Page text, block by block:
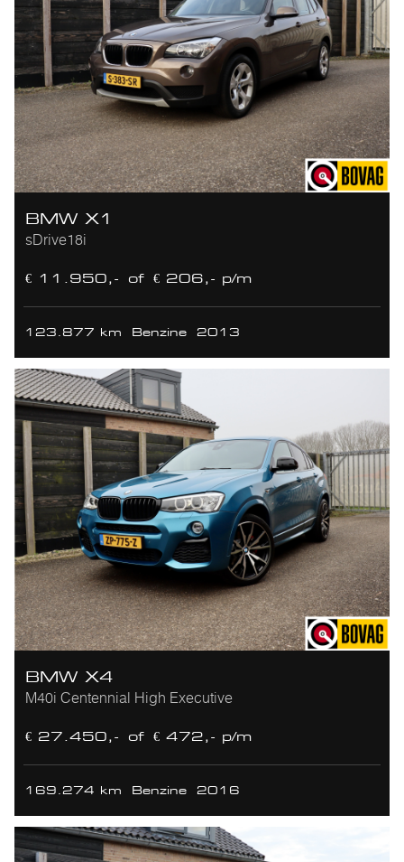
BMW X1
sDrive18i
€ 11.950,- of € 206,- p/m
123.877 km Benzine 2013
BMW X4
M40i Centennial High Executive
€ 27.450,- of € 472,- p/m
169.274 km Benzine 2016